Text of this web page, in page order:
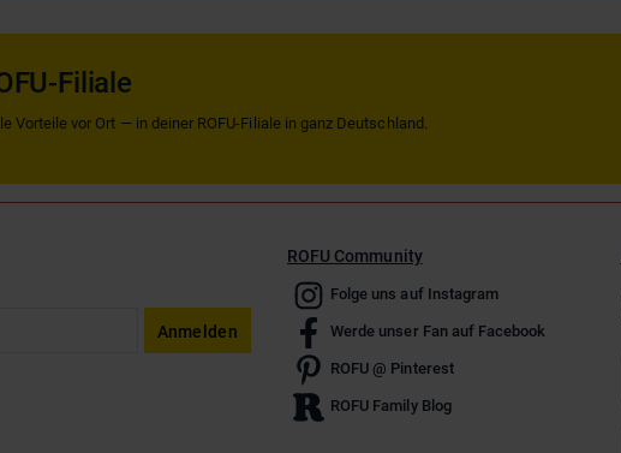
Filiale
Vorteile vor Ort — in deiner ROFU-Filiale in ganz Deutschland.
Anmelden
ROFU Community
Folge uns auf Instagram
Werde unser Fan auf Facebook
ROFU @ Pinterest
ROFU Family Blog